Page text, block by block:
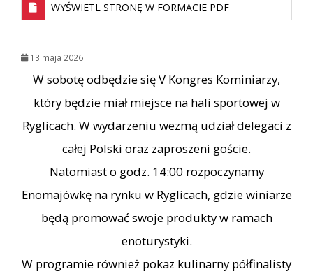
WYŚWIETL STRONĘ W FORMACIE PDF
13 maja 2026
W sobotę odbędzie się V Kongres Kominiarzy,
który będzie miał miejsce na hali sportowej w
Ryglicach. W wydarzeniu wezmą udział delegaci z
całej Polski oraz zaproszeni goście.
Natomiast o godz. 14:00 rozpoczynamy
Enomajówkę na rynku w Ryglicach, gdzie winiarze
będą promować swoje produkty w ramach
enoturystyki.
W programie również pokaz kulinarny półfinalisty